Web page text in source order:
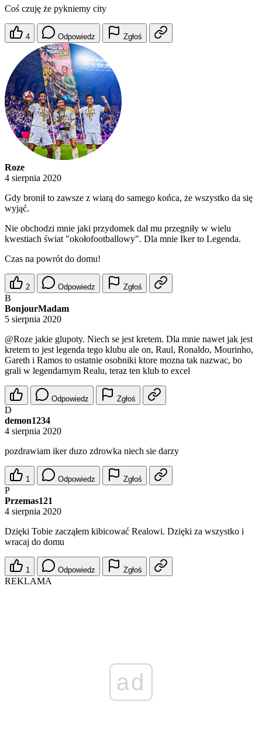
Coś czuję że pykniemy city
4 Odpowiedz Zgłoś
Roze
4 sierpnia 2020
Gdy bronił to zawsze z wiarą do samego końca, że wszystko da się
wyjąć.
Nie obchodzi mnie jaki przydomek dał mu przegniły w wielu
kwestiach świat "okołofootballowy". Dla mnie Iker to Legenda.
Czas na powrót do domu!
2 Odpowiedz Zgłoś
B
BonjourMadam
5 sierpnia 2020
@Roze jakie glupoty. Niech se jest kretem. Dla mnie nawet jak jest
kretem to jest legenda tego klubu ale on, Raul, Ronaldo, Mourinho,
Gareth i Ramos to ostatnie osobniki ktore mozna tak nazwac, bo
grali w legendarnym Realu, teraz ten klub to excel
Odpowiedz Zgłoś
D
demon1234
4 sierpnia 2020
pozdrawiam iker duzo zdrowka niech sie darzy
1 Odpowiedz Zgłoś
P
Przemas121
4 sierpnia 2020
Dzięki Tobie zacząłem kibicować Realowi. Dzięki za wszystko i
wracaj do domu
1 Odpowiedz Zgłoś
REKLAMA
ad